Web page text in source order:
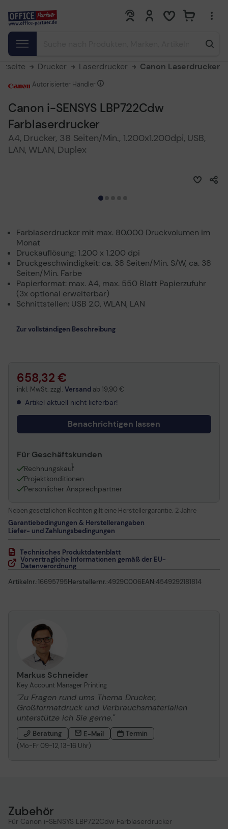
0 0
Drucker Laserdrucker Canon Laserdrucker
Canon i-SENSYS LBP722Cdw
Farblaserdrucker
A4, Drucker, 38 Seiten/Min., 1.200x1.200dpi, USB,
LAN, WLAN, Duplex
Autorisierter Händler
Farblaserdrucker mit max. 80.000 Druckvolumen im
Monat
Druckauflösung: 1.200 x 1.200 dpi
Druckgeschwindigkeit: ca. 38 Seiten/Min. S/W, ca. 38
Seiten/Min. Farbe
Papierformat: max. A4, max. 550 Blatt Papierzufuhr
(3x optional erweiterbar)
Schnittstellen: USB 2.0, WLAN, LAN
Zur vollständigen Beschreibung
658,32 €
inkl. MwSt. zzgl. Versand ab 19,90 €
Artikel aktuell nicht lieferbar!
Benachrichtigen lassen
Für Geschäftskunden
Rechnungskauf
1
Projektkonditionen
Persönlicher Ansprechpartner
Neben gesetzlichen Rechten gilt eine Herstellergarantie: 2 Jahre
Garantiebedingungen & Herstellerangaben
Liefer- und Zahlungsbedingungen
Technisches Produktdatenblatt
Vorvertragliche Informationen gemäß der EU-
Datenverordnung
Artikelnr.:16695795Herstellernr.:4929C006EAN:4549292181814
Markus Schneider
Key Account Manager Printing
"Zu Fragen rund ums Thema Drucker,
Großformatdruck und Verbrauchsmaterialien
unterstütze ich Sie gerne."
Beratung E-Mail
Termin
(Mo-Fr 09-12, 13-16 Uhr)
Zubehör
Für Canon i-SENSYS LBP722Cdw Farblaserdrucker